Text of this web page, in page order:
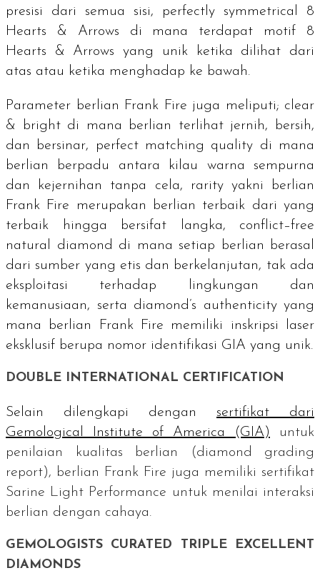
presisi dari semua sisi, perfectly symmetrical 8
Hearts & Arrows di mana terdapat motif 8
Hearts & Arrowsyang unik ketika dilihat dari
atas atau ketika menghadap ke bawah.
Parameter berlian Frank Fire juga meliputi; clear
& bright di mana berlian terlihat jernih, bersih,
dan bersinar,
perfect matching quality di mana
berlian berpadu antara kilau warna sempurna
dan kejernihan tanpa cela,
rarity yakni berlian
Frank Fire merupakan berlian terbaik dari yang
terbaik hingga bersifat langka, conflict–free
natural diamond di mana setiap berlian berasal
dari sumber yang etis dan berkelanjutan, tak ada
eksploitasi terhadap lingkungan dan
kemanusiaan, serta diamond’s authenticity yang
mana berlian Frank Fire memiliki inskripsi laser
eksklusif berupa nomor identifikasi GIA yang unik.
DOUBLE INTERNATIONAL CERTIFICATION
Selain dilengkapi dengan
sertifikat dari
Gemological Institute of America
(GIA) untuk
penilaian kualitas berlian (diamond grading
report), berlian Frank Fire juga memiliki sertifikat
Sarine Light Performance untuk menilai interaksi
berlian dengan cahaya.
GEMOLOGISTS CURATED TRIPLE EXCELLENT
DIAMONDS